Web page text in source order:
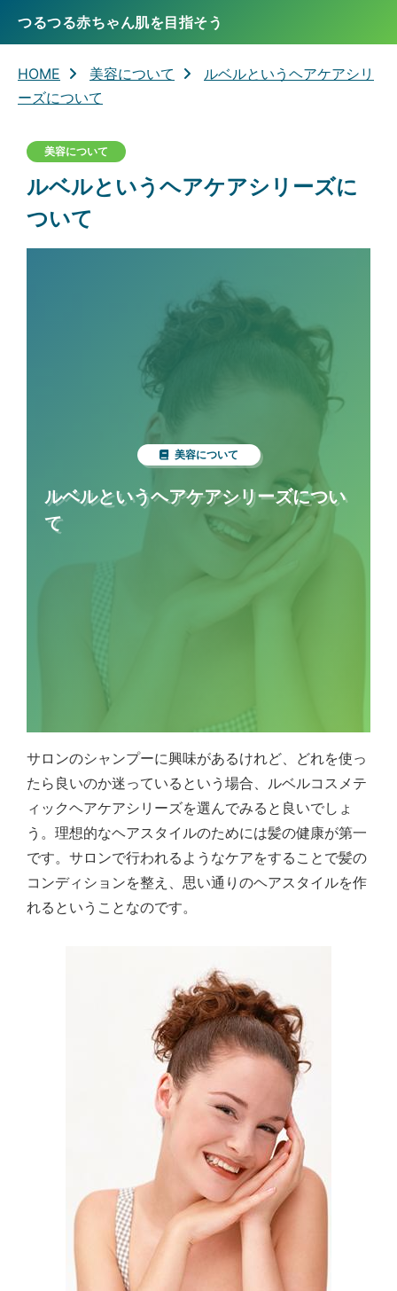
つるつる赤ちゃん肌を目指そう
HOME 美容について
ルベルというヘアケアシリ
ーズについて
美容について
ルベルというヘアケアシリーズに
ついて
美容について
ルベルというヘアケアシリーズについ
て
サロンのシャンプーに興味があるけれど、どれを使っ
たら良いのか迷っているという場合、ルベルコスメテ
ィックヘアケアシリーズを選んでみると良いでしょ
う。理想的なヘアスタイルのためには髪の健康が第一
です。サロンで行われるようなケアをすることで髪の
コンディションを整え、思い通りのヘアスタイルを作
れるということなのです。